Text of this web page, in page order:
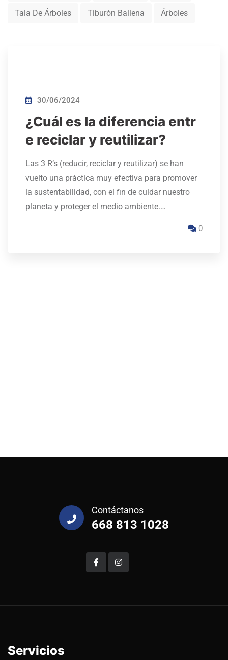
Tala De Árboles Tiburón Ballena Árboles
30/06/2024
¿Cuál es la diferencia entr
e reciclar y reutilizar?
Las 3 R’s (reducir, reciclar y reutilizar) se han
vuelto una práctica muy efectiva para promover
la sustentabilidad, con el fin de cuidar nuestro
planeta y proteger el medio ambiente.…
0
Contáctanos
668 813 1028
Servicios